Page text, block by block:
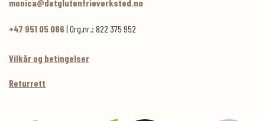
monica@detglutenfrieverksted.no
+47 951 05 086 | Org.nr.: 822 375 952
Vilkår og betingelser
Returrett